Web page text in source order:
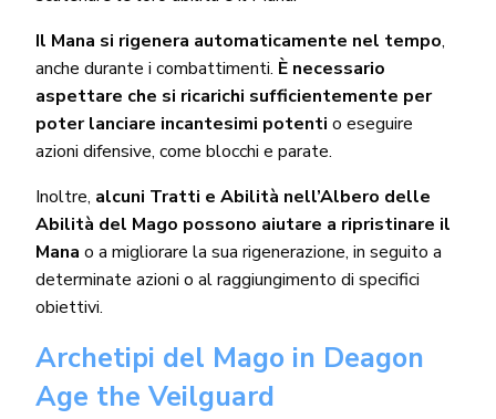
Il Mana si rigenera automaticamente nel tempo,
anche durante i combattimenti. È necessario
aspettare che si ricarichi sufficientemente per
poter lanciare incantesimi potenti o eseguire
azioni difensive, come blocchi e parate.
Inoltre, alcuni Tratti e Abilità nell’Albero delle
Abilità del Mago possono aiutare a ripristinare il
Mana o a migliorare la sua rigenerazione, in seguito a
determinate azioni o al raggiungimento di specifici
obiettivi.
Archetipi del Mago in Deagon
Age the Veilguard